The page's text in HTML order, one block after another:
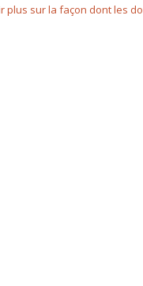
plus sur la façon dont les